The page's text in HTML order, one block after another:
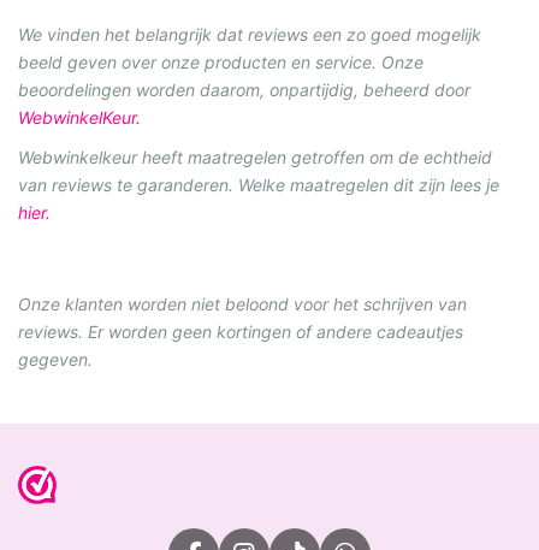
i
n
g
:
4
6
6
6
6
6
e
r
e
r
e
e
r
e
e
r
e
e
r
e
n
e
n
We vinden het belangrijk dat reviews een zo goed mogelijk
beeld geven over onze producten en service. Onze
beoordelingen worden daarom, onpartijdig, beheerd door
WebwinkelKeur.
Webwinkelkeur heeft maatregelen getroffen om de echtheid
van reviews te garanderen. Welke maatregelen dit zijn lees je
hier.
Onze klanten worden niet beloond voor het schrijven van
reviews. Er worden geen kortingen of andere cadeautjes
gegeven.